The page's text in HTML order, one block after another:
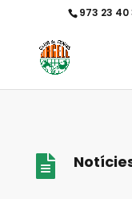
973 23 40
